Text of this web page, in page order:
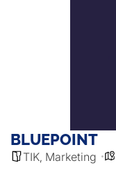
BLUEPOINT
TIK, Marketing